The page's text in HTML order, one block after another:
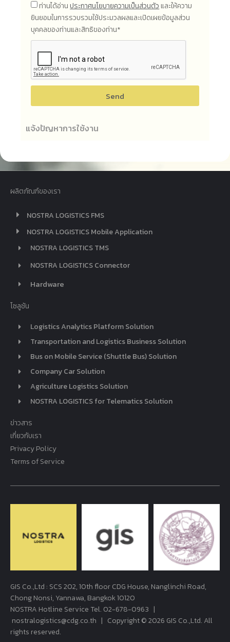
ท่านได้อ่านประกาศนโยบายความเป็นส่วนตัวและให้ความ
ยินยอมในการรวบรวมใช้ประมวลผลและเปิดเผยข้อมูลส่วน
บุคคลของท่านและสิทธิของท่าน*
Send
แจ้งปัญหาการใช้งาน
ผลิตภัณฑ์ของเรา
NOSTRA LOGISTICS FMS
NOSTRA LOGISTICS Mobile Application
NOSTRA LOGISTICS TMS
NOSTRA LOGISTICS Connector
Hardware
โซลูชัน
Logistics Analytics Platform Solution
Transportation and Logistics Business Solution
Bus on Mobile Service (Shuttle Bus) Solution
Company Car Solution
Agriculture Logistics Solution
NOSTRA LOGISTICS for Telematics Solution
ข่าวสาร
เกี่ยวกับเรา
Privacy Policy
Terms of Service
GIS Co.,Ltd : SCS 202, 10th floor CDG House, Nanglinchi Road,
Chong Nonsi, Yannawa, Bangkok 10120
NOSTRA Hotline Service Tel. 02-678-0963 |
nostralogistics@cdg.co.th | Copyright © 2026 GIS Co.,Ltd. All
rights reserved.